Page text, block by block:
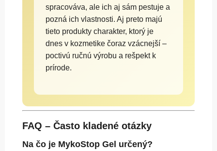
spracováva, ale ich aj sám pestuje a
pozná ich vlastnosti. Aj preto majú
tieto produkty charakter, ktorý je
dnes v kozmetike čoraz vzácnejší –
poctivú ručnú výrobu a rešpekt k
prírode.
FAQ – Často kladené otázky
Na čo je MykoStop Gel určený?